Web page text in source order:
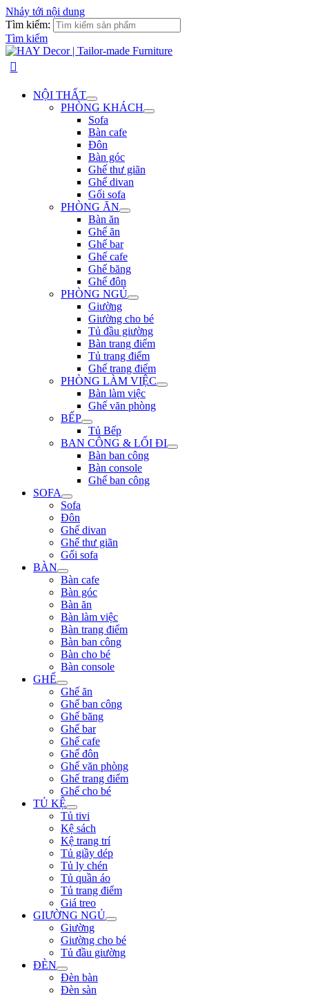
Nhảy tới nội dung
Tìm kiếm:
Tìm kiếm
NỘI THẤT
PHÒNG KHÁCH
Sofa
Bàn cafe
Đôn
Bàn góc
Ghế thư giãn
Ghế divan
Gối sofa
PHÒNG ĂN
Bàn ăn
Ghế ăn
Ghế bar
Ghế cafe
Ghế băng
Ghế đôn
PHÒNG NGỦ
Giường
Giường cho bé
Tủ đầu giường
Bàn trang điểm
Tủ trang điểm
Ghế trang điểm
PHÒNG LÀM VIỆC
Bàn làm việc
Ghế văn phòng
BẾP
Tủ Bếp
BAN CÔNG & LỐI ĐI
Bàn ban công
Bàn console
Ghế ban công
SOFA
Sofa
Đôn
Ghế divan
Ghế thư giãn
Gối sofa
BÀN
Bàn cafe
Bàn góc
Bàn ăn
Bàn làm việc
Bàn trang điểm
Bàn ban công
Bàn cho bé
Bàn console
GHẾ
Ghế ăn
Ghế ban công
Ghế băng
Ghế bar
Ghế cafe
Ghế đôn
Ghế văn phòng
Ghế trang điểm
Ghế cho bé
TỦ KỆ
Tủ tivi
Kệ sách
Kệ trang trí
Tủ giầy dép
Tủ ly chén
Tủ quần áo
Tủ trang điểm
Giá treo
GIƯỜNG NGỦ
Giường
Giường cho bé
Tủ đầu giường
ĐÈN
Đèn bàn
Đèn sàn